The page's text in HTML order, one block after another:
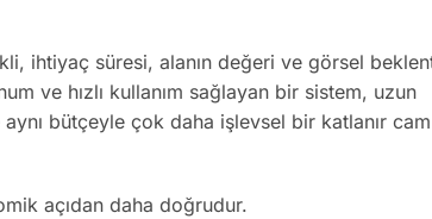
ihtiyaç süresi, alanın değeri ve görsel
ve hızlı kullanım sağlayan bir sistem, uzun
bütçeyle çok daha işlevsel bir katlanır cam
açıdan daha doğrudur.